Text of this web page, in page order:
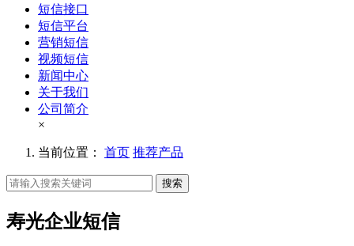
短信接口
短信平台
营销短信
视频短信
新闻中心
关于我们
公司简介
×
当前位置： 首页 推荐产品
搜索
寿光企业短信